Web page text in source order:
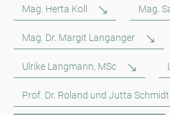
Mag. Herta Koll Mag.
Mag. Dr. Margit Langanger
Ulrike Langmann, MSc
Prof. Dr. Roland und Jutta Schmidt